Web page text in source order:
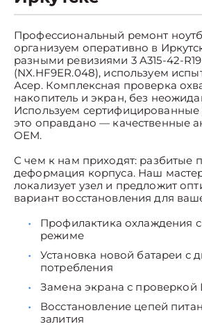
Профессиональный ремонт
организуем оперативно в
разными ревизиями 3 A315-42-
(NX.HF9ER.048), используем
Асер. Комплексная проверка
накопитель и экран, без
Используем сертифицированные
это оправдано — качественные
OEM.
С чем к нам приходят: разбитые
деформация корпуса. Наш
локализует узел и предложит
вариант восстановления для
Профилактика охлаждения с
режиме
Установка новой батареи с
потребления
Замена экрана с
Восстановление цепей
залития